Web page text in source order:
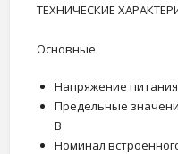
ТЕХНИЧЕСКИЕ
Основные
Напряжение
Предельные
В
Номинал